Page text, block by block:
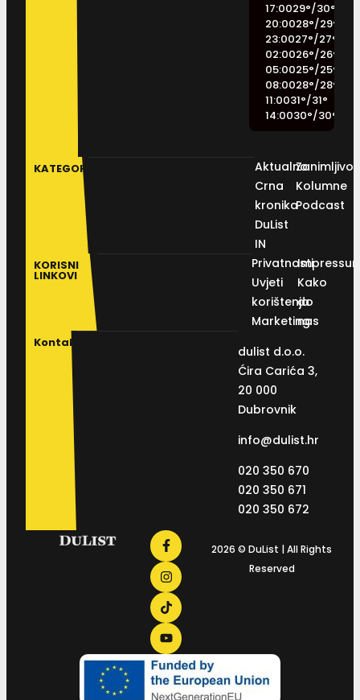
17:0029°/30°
20:0028°/29°
23:0027°/27°
02:0026°/26°
05:0025°/25°
08:0028°/28°
11:0031°/31°
14:0030°/30°
KATEGORIJE
Aktualno
Crna
kronika
DuList
IN
Kolumne
Podcast
KORISNI
LINKOVI
Privatnosti
Uvjeti
korištenja
Marketing
Kako
do
nas
Kontakt
dulist d.o.o.
Ćira Carića 3,
20 000
Dubrovnik
info@dulist.hr
020 350 670
020 350 671
020 350 672
2026 © DuList | All Rights
Reserved